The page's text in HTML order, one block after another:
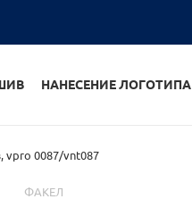
НАНЕСЕНИЕ ЛОГОТИПА
vpro 0087/vnt087
ФАКЕЛ